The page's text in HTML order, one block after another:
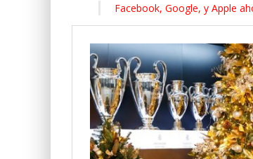
Facebook, Google, y Apple